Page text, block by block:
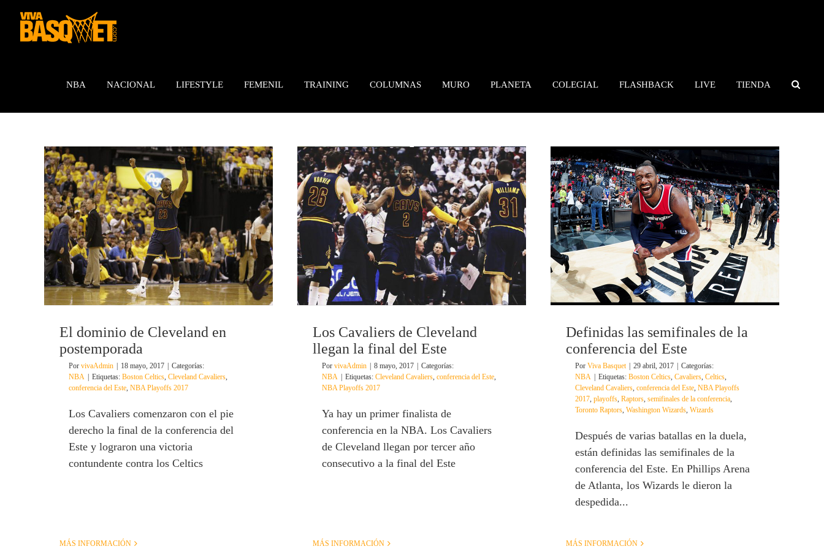
contenido
NBA NACIONAL LIFESTYLE FEMENIL TRAINING COLUMNAS MURO PLANETA COLEGIAL FLASHBACK LIVE TIENDA
El dominio de Cleveland en
postemporada
Por vivaAdmin 18 mayo, 2017
Categorías:
NBA
Etiquetas: Boston Celtics, Cleveland Cavaliers,
conferencia del Este, NBA Playoffs 2017
Los Cavaliers comenzaron con el pie
derecho la final de la conferencia del
Este y lograron una victoria
contundente contra los Celtics
MÁS INFORMACIÓN
Los Cavaliers de Cleveland
llegan la final del Este
Por vivaAdmin 8 mayo, 2017
Categorías:
NBA
Etiquetas: Cleveland Cavaliers, conferencia del Este,
NBA Playoffs 2017
Ya hay un primer finalista de
conferencia en la NBA. Los Cavaliers
de Cleveland llegan por tercer año
consecutivo a la final del Este
MÁS INFORMACIÓN
Definidas las semifinales de la
conferencia del Este
Por Viva Basquet 29 abril, 2017
Categorías:
NBA
Etiquetas: Boston Celtics, Cavaliers, Celtics,
Cleveland Cavaliers, conferencia del Este, NBA Playoffs
2017, playoffs, Raptors, semifinales de la conferencia,
Toronto Raptors, Washington Wizards, Wizards
Después de varias batallas en la duela,
están definidas las semifinales de la
conferencia del Este. En Phillips Arena
de Atlanta, los Wizards le dieron la
despedida...
MÁS INFORMACIÓN